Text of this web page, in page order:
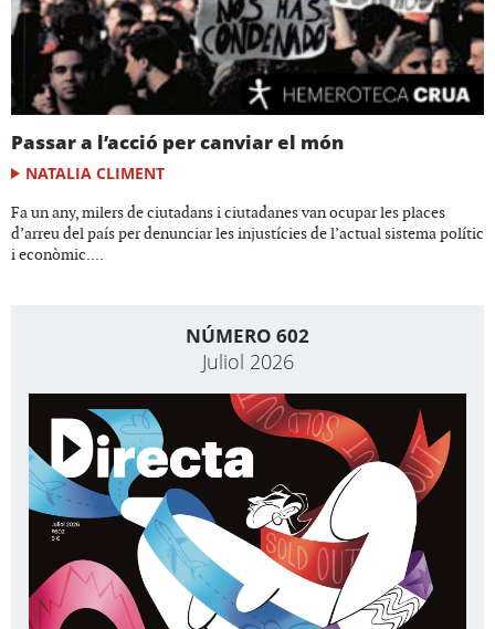
Passar a l’acció per canviar el món
NATALIA CLIMENT
Fa un any, milers de ciutadans i ciutadanes van ocupar les places
d’arreu del país per denunciar les injustícies de l’actual sistema polític
i econòmic....
NÚMERO 602
Juliol 2026